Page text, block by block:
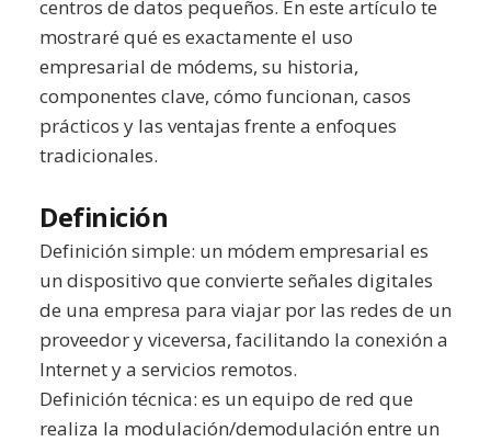
centros de datos pequeños. En este artículo te
mostraré qué es exactamente el uso
empresarial de módems, su historia,
componentes clave, cómo funcionan, casos
prácticos y las ventajas frente a enfoques
tradicionales.
Definición
Definición simple: un módem empresarial es
un dispositivo que convierte señales digitales
de una empresa para viajar por las redes de un
proveedor y viceversa, facilitando la conexión a
Internet y a servicios remotos.
Definición técnica: es un equipo de red que
realiza la modulación/demodulación entre un